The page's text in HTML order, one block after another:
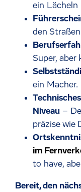
ein Lächeln
den
Super, aber
ein Macher.
Niveau –
präzise wie
im
to have,
Bereit, den